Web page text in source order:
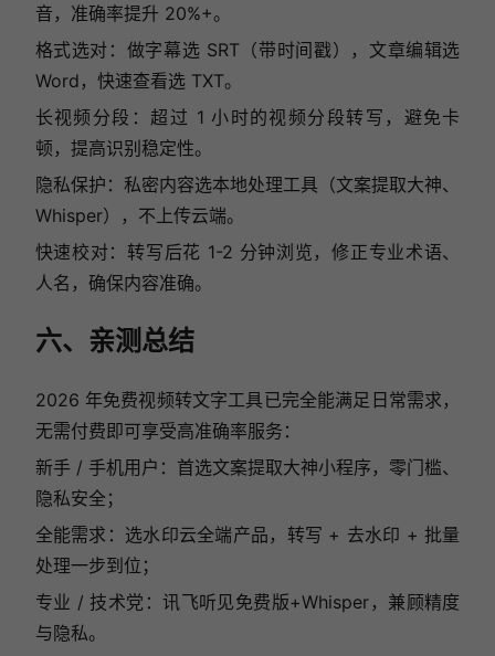
音，准确率提升 20%+。
格式选对：做字幕选 SRT（带时间戳），文章编辑选
Word，快速查看选 TXT。
长视频分段：超过 1 小时的视频分段转写，避免卡
顿，提高识别稳定性。
隐私保护：私密内容选本地处理工具（文案提取大神、
Whisper），不上传云端。
快速校对：转写后花 1-2 分钟浏览，修正专业术语、
人名，确保内容准确。
六、亲测总结
2026 年免费视频转文字工具已完全能满足日常需求，
无需付费即可享受高准确率服务：
新手 / 手机用户：首选文案提取大神小程序，零门槛、
隐私安全；
全能需求：选水印云全端产品，转写 + 去水印 + 批量
处理一步到位；
专业 / 技术党：讯飞听见免费版+Whisper，兼顾精度
与隐私。